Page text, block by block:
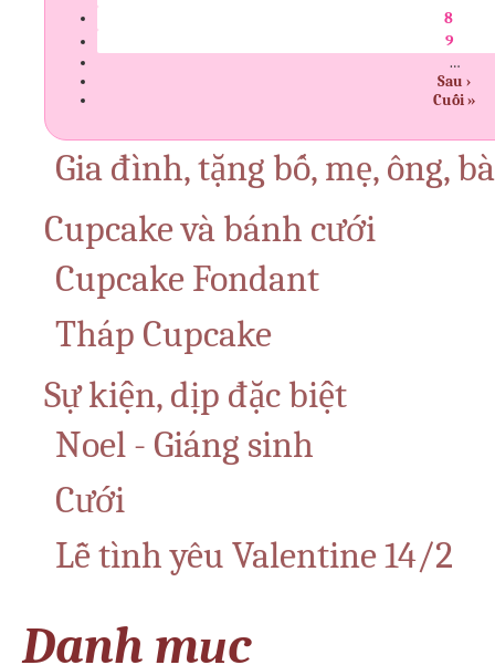
8
9
…
Sau ›
Cuối »
Gia đình, tặng bố, mẹ, ông,
Cupcake và bánh cưới
Cupcake Fondant
Tháp Cupcake
Sự kiện, dịp đặc biệt
Noel - Giáng sinh
Cưới
Lễ tình yêu Valentine 14/2
Danh mục